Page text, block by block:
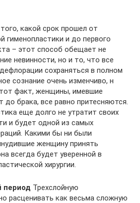
какой срок прошел от
гименопластики и до первого
– этот способ обещает не
невинности, но и то, что все
сохраняться в полном
сознание очень изменчиво, н
факт, женщины, имевшие
до брака, все равно притесняются.
еще долго не утратит своих
и будет одной из самых
Какими бы ни были
женщину принять
всегда будет уверенной в
хирургии.
период Трехслойную
расценивать как весьма сложную